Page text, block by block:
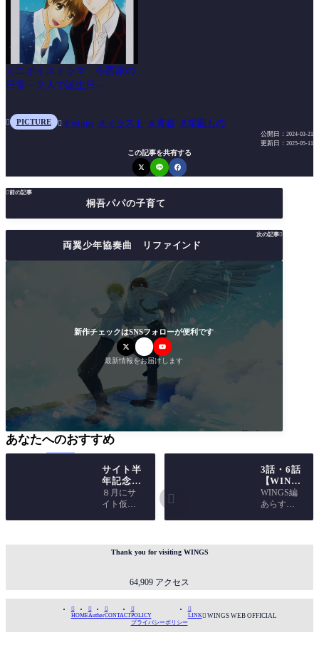
ミニボイスドラマ 今西家の
日常～２人で誕生日～
 PICTURE  wings イラスト 青春 学園もの
公開日： 2024-03-21
更新日： 2025-05-11
この記事を共有する
前の記事
桐吾パパの子育て
次の記事
両翼少年協奏曲 リファインド
新作チェックはSNSフォローが便利です
最新情報をお届けします
あなたへのおすすめ
サイト半
年記念
（^ω^）
ホワイト
８月にサ
イト仮開
ぎ去りま
は、はや
(ﾟДﾟ≡ﾟДﾟ)
半年後に
3話・6話
【WING
S本編】
キスの魔
WINGS編
あらすじ
を経た一

Thank you for visiting WINGS
64,909 アクセス

HOME

Auther

CONTACT

POLICY
プライバシーポリシー

LINK WINGS WEB OFFICIAL